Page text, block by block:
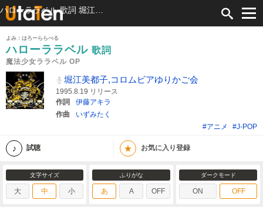
よみ：はろーららべる
ハローララベル 歌詞
魔法少女ララベル OP
堀江美都子,コロムビアゆりかご会
1995.8.19 リリース
作詞
伊藤アキラ
作曲
いずみたく
#アニメ
#J-POP
試聴 ★ お気に入り登録
文字サイズ
大 中 小
ふりがな
あ A OFF
ダークモード
ON OFF